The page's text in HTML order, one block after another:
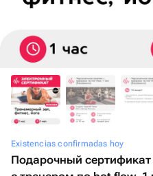
Existencias confirmadas hoy
Подарочный